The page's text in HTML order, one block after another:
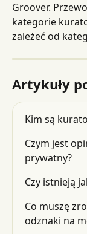
Groover.
kategorie
zależeć od
Artykuły
Kim są
Czym jest
prywatny?
Czy istnieją
Co muszę
odznaki na